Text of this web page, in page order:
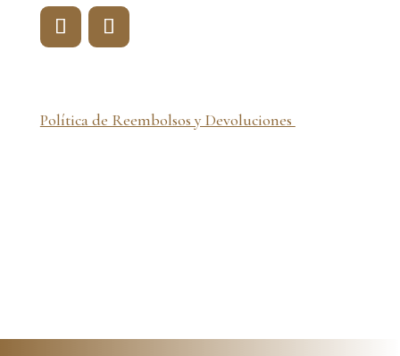
Política de Reembolsos y Devoluciones